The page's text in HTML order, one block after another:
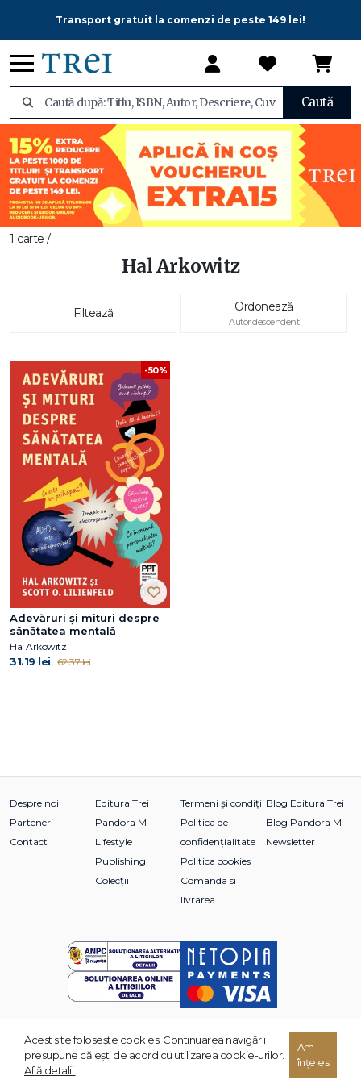
Transport gratuit la comenzi de peste 149 lei!
Caută
1 carte /
Hal Arkowitz
Filtează Ordonează
Autor descendent
-50%
Adevăruri și mituri despre
sănătatea mentală
Hal Arkowitz
31.19 lei 62.37 lei
Despre noi
Parteneri
Contact
Editura Trei
Pandora M
Lifestyle
Publishing
Colecții
Termeni și condiții
Politica de
confidențialitate
Politica cookies
Comanda si
livrarea
Blog Editura Trei
Blog Pandora M
Newsletter
© 2026 Grupul Editorial TREI. Toate drepturile rezervate.
Acest site foloseşte cookies. Continuarea navigării
presupune că eşti de acord cu utilizarea cookie-urilor.
Află detalii.
Am
înțeles